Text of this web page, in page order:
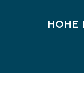
HOHE